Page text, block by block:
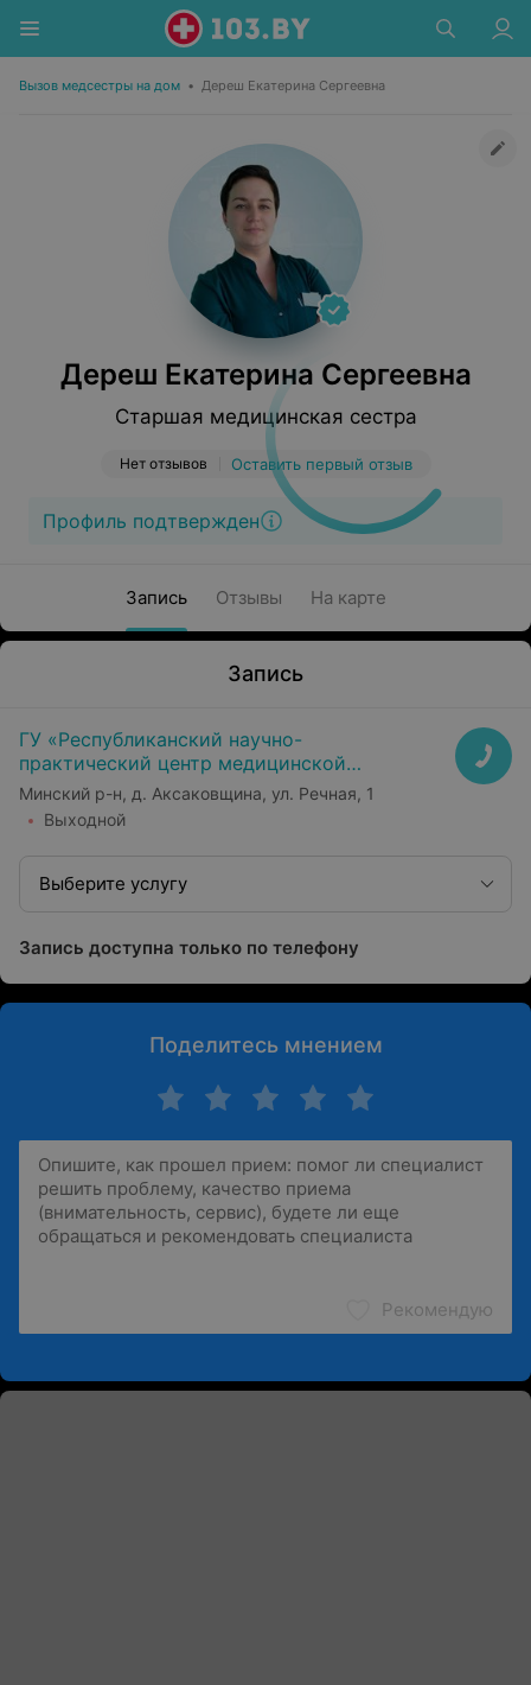
Вызов медсестры на дом • Дереш Екатерина Сергеевна
Дереш Екатерина Сергеевна
Старшая медицинская сестра
Нет отзывов Оставить первый отзыв
Профиль подтвержден
Запись Отзывы На карте
Запись
ГУ «Республиканский научно-
практический центр медицинской
экспертизы и реабилитаци»
Минский р-н, д. Аксаковщина, ул. Речная, 1
Выходной
Выберите услугу
Запись доступна только по телефону
Поделитесь мнением
Рекомендую